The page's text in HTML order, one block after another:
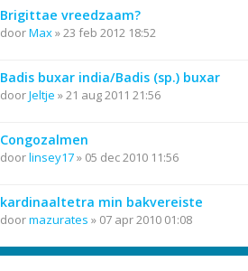
Brigittae vreedzaam?
doorMax»23 feb 2012 18:52
Badis buxar india/Badis (sp.) buxar
doorJeltje »21 aug 2011 21:56
Congozalmen
doorlinsey17» 05 dec 2010 11:56
kardinaaltetra min bakvereiste
doormazurates » 07 apr 2010 01:08